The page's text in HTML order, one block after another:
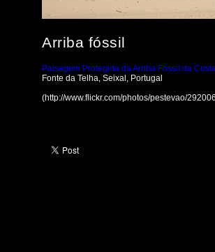
Arriba fóssil
Paisagem Protegida da Arriba Fóssil da
Fonte da Telha, Seixal, Portugal
(http://www.flickr.com/photos/pestevao/